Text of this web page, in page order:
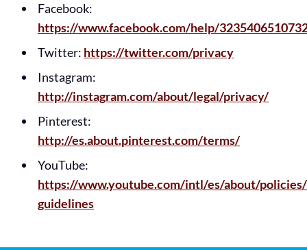
Facebook:
https://www.facebook.com/help/
Twitter: https://twitter.com/privacy
Instagram:
http://instagram.com/about/legal/privacy/
Pinterest:
http://es.about.pinterest.com/terms/
YouTube:
https://www.youtube.com/intl/es/about/
guidelines